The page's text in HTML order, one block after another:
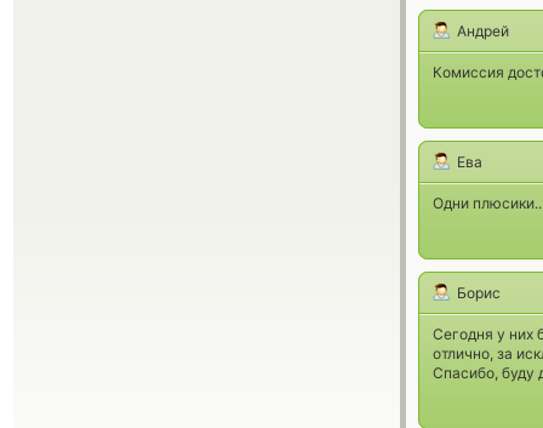
Андрей
Комиссия
Ева
Одни
Борис
Сегодня у них
отлично, за
Спасибо, буду